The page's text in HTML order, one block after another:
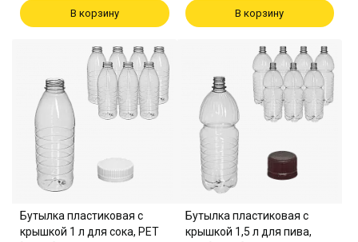
В корзину В корзину
Бутылка пластиковая с
крышкой 1 л для сока, PET
Бутылка пластиковая с
крышкой 1,5 л для пива,